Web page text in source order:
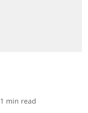
1 min read